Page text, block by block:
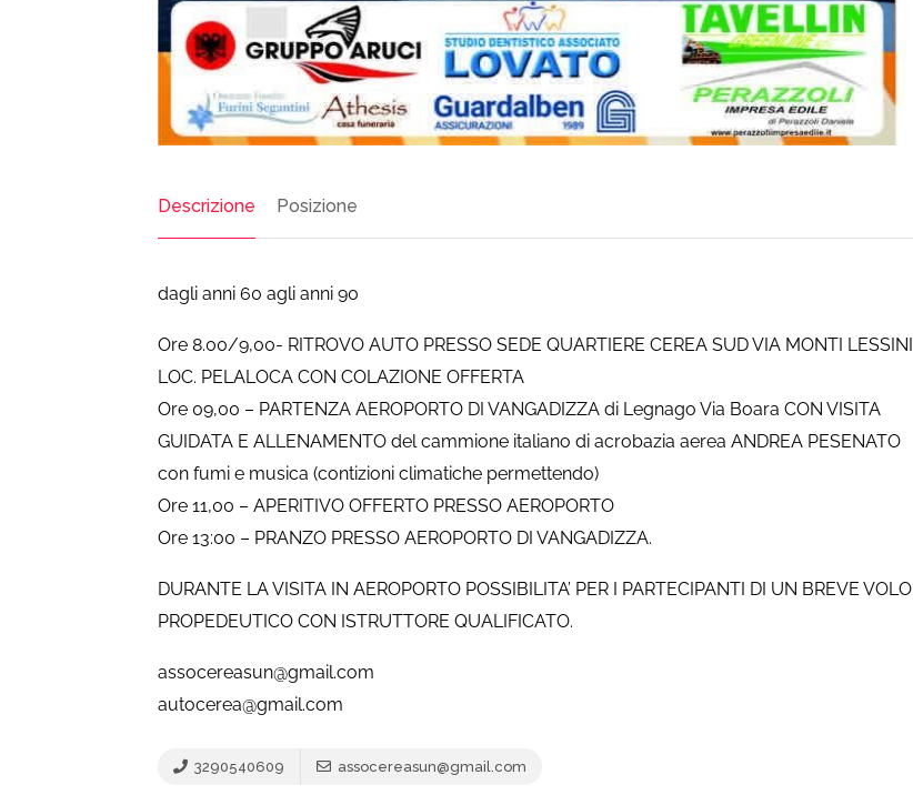
Descrizione Posizione
dagli anni 60 agli anni 90
Ore 8.00/9,00- RITROVO AUTO PRESSO SEDE QUARTIERE CEREA SUD VIA MONTI LESSINI
LOC. PELALOCA CON COLAZIONE OFFERTA
Ore 09,00 – PARTENZA AEROPORTO DI VANGADIZZA di Legnago Via Boara CON VISITA
GUIDATA E ALLENAMENTO del cammione italiano di acrobazia aerea ANDREA PESENATO
con fumi e musica (contizioni climatiche permettendo)
Ore 11,00 – APERITIVO OFFERTO PRESSO AEROPORTO
Ore 13:00 – PRANZO PRESSO AEROPORTO DI VANGADIZZA.
DURANTE LA VISITA IN AEROPORTO POSSIBILITA’ PER I PARTECIPANTI DI UN BREVE VOLO
PROPEDEUTICO CON ISTRUTTORE QUALIFICATO.
assocereasun@gmail.com
autocerea@gmail.com
3290540609 assocereasun@gmail.com